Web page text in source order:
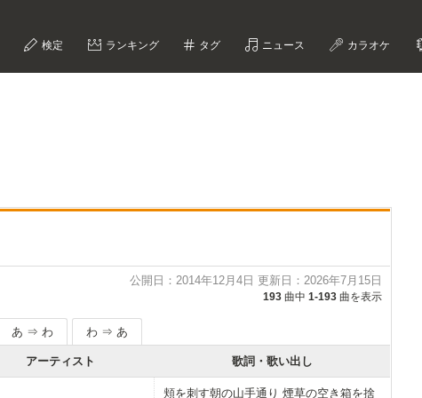
検定 ランキング タグ ニュース カラオケ
公開日：2014年12月4日 更新日：2026年7月15日
193 曲中 1-193 曲を表示
あ ⇒ わ わ ⇒ あ
アーティスト 歌詞・歌い出し
頬を刺す朝の山手通り 煙草の空き箱を捨